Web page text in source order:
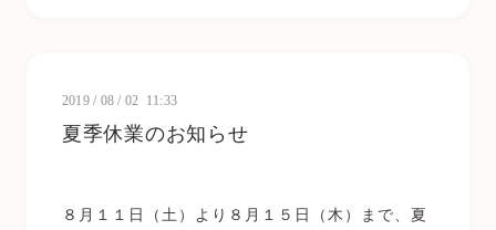
2019 / 08 / 02 11:33
夏季休業のお知らせ
８月１１日（土）より８月１５日（木）まで、夏